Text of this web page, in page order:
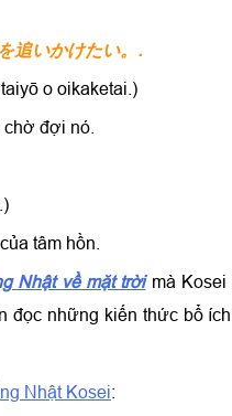
追いかけたい。.
o oikaketai.)
đợi nó.
tâm hồn.
Nhật về mặt trờimà Kosei
đọc những kiến thức bổ
Nhật Kosei: